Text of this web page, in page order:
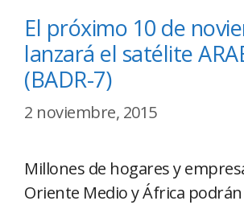
El próximo 10 de
lanzará el satélite
(BADR-7)
2 noviembre, 2015
Millones de hogares y
Oriente Medio y África